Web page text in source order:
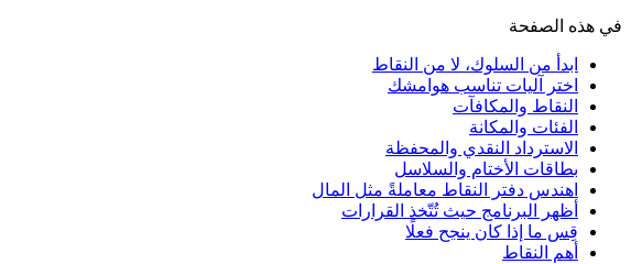
في هذه الصفحة
ابدأ من السلوك، لا من النقاط
اختر آليات تناسب هوامشك
النقاط والمكافآت
الفئات والمكانة
الاسترداد النقدي والمحفظة
بطاقات الأختام والسلاسل
اهندس دفتر النقاط معاملةً مثل المال
أظهر البرنامج حيث تُتّخذ القرارات
قِس ما إذا كان ينجح فعلًا
أهم النقاط